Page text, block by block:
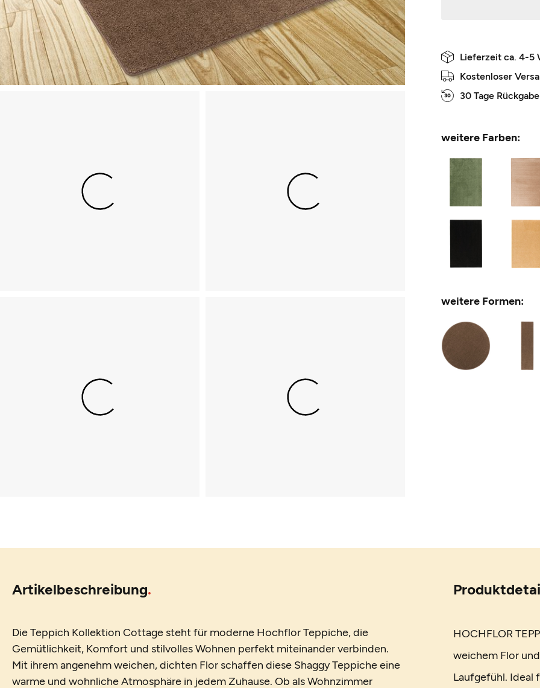
Lieferzeit ca. 4-5
Kostenloser
30 Tage
weitere Farben:
weitere Formen:
Artikelbeschreibung
Die Teppich Kollektion Cottage steht für moderne Hochflor Teppiche, die
Gemütlichkeit, Komfort und stilvolles Wohnen perfekt miteinander verbinden.
Mit ihrem angenehm weichen, dichten Flor schaffen diese Shaggy Teppiche eine
warme und wohnliche Atmosphäre in jedem Zuhause. Ob als Wohnzimmer
HOCHFLOR
weichem Flor
Laufgefühl. Ideal